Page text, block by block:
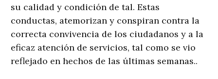
su calidad y condición de tal. Estas
conductas, atemorizan y conspiran contra la
correcta convivencia de los ciudadanos y a la
eficaz atención de servicios, tal como se vio
reflejado en hechos de las últimas semanas..